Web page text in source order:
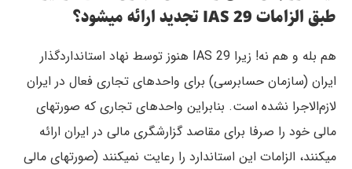
طبق الزامات IAS 29 تجدید ارائه میشود؟
هم بله و هم نه! زیرا IAS 29 هنوز توسط نهاد استانداردگذار
ایران (سازمان حسابرسی) برای واحدهای تجاری فعال در ایران
لازم‌الاجرا نشده است. بنابراین واحدهای تجاری که صورتهای
مالی خود را صرفا برای مقاصد گزارشگری مالی در ایران ارائه
میکنند، الزامات این استاندارد را رعایت نمیکنند (صورتهای مالی